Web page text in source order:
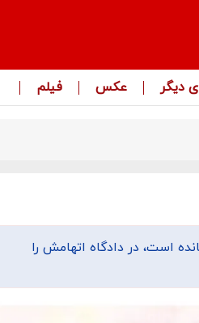
دیگر عکس فیلم
است، در دادگاه اتهامش را